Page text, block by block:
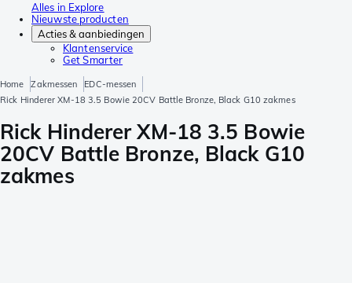
Alles in Explore
Nieuwste producten
Acties & aanbiedingen
Klantenservice
Get Smarter
Home Zakmessen
EDC-messen
Rick Hinderer XM-18 3.5 Bowie 20CV Battle Bronze, Black G10 zakmes
Rick Hinderer XM-18 3.5 Bowie
20CV Battle Bronze, Black G10
zakmes